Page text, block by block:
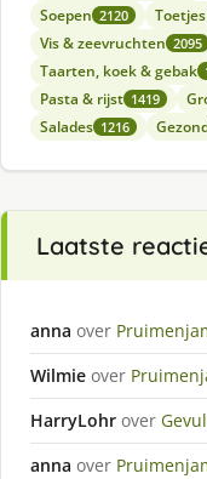
Soepen 2120
Vis & zeevruchten 2095
Taarten, koek & gebak
Pasta & rijst 1419
Salades 1216
Laatste
anna over
Wilmie over
HarryLohr over
anna over